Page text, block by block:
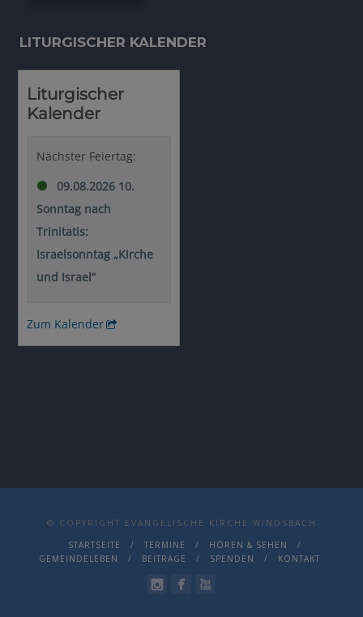
LITURGISCHER KALENDER
© COPYRIGHT EVANGELISCHE KIRCHE WINDSBACH
STARTSEITE
TERMINE
HÖREN & SEHEN
GEMEINDELEBEN
BEITRÄGE SPENDEN KONTAKT